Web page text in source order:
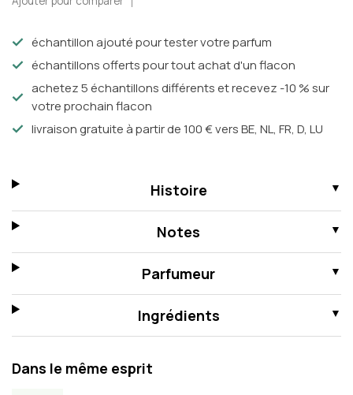
échantillon ajouté pour tester votre parfum
échantillons offerts pour tout achat d'un flacon
achetez 5 échantillons différents et recevez -10 % sur
votre prochain flacon
livraison gratuite à partir de 100 € vers BE, NL, FR, D, LU
Histoire
Notes
Parfumeur
Ingrédients
Dans le même esprit